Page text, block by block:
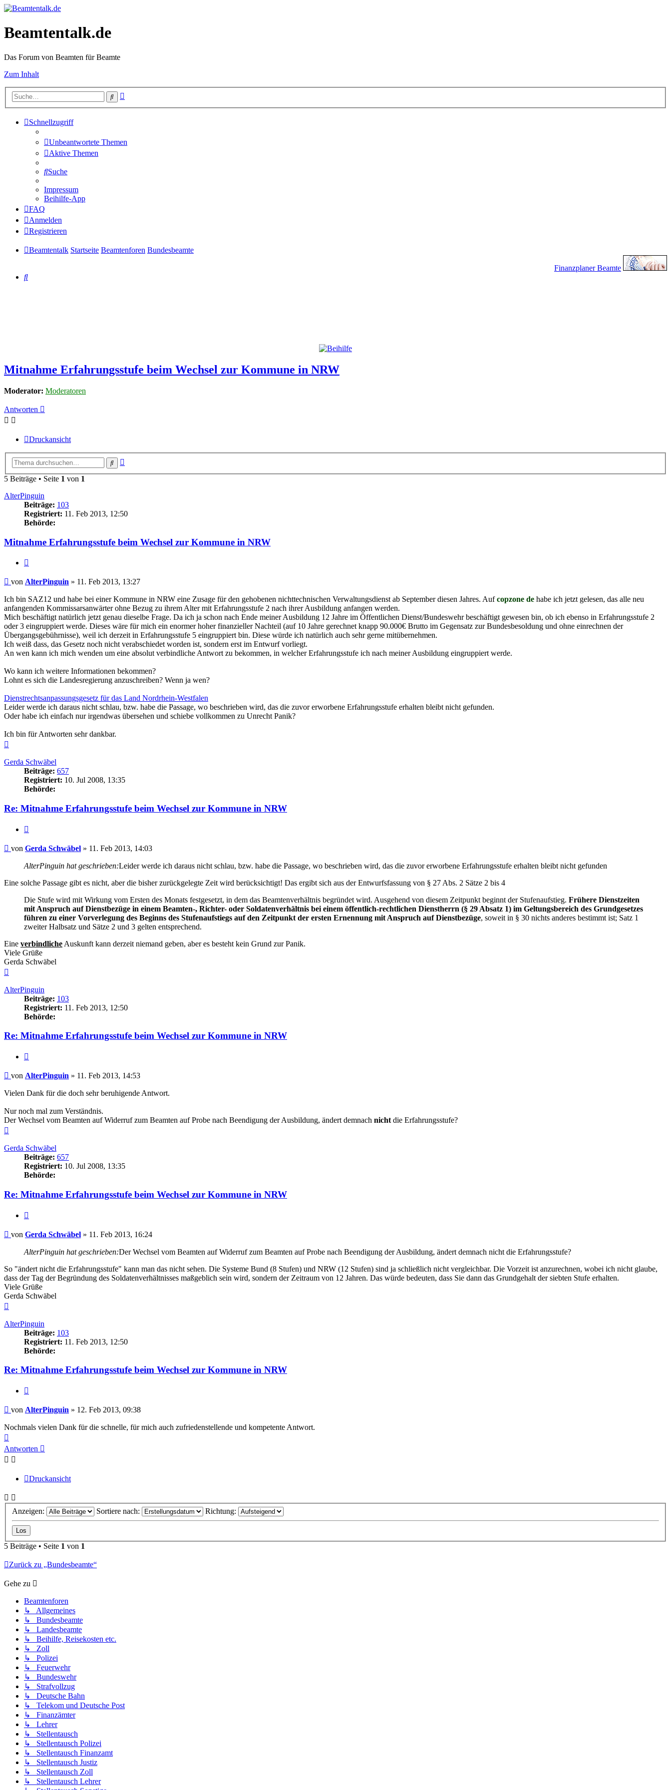
Beamtentalk.de
Das Forum von Beamten für Beamte
Zum Inhalt
Suche
Schnellzugriff
Unbeantwortete Themen
Aktive Themen
Suche
Impressum
Beihilfe-App
FAQ
Anmelden
Registrieren
Beamtentalk Startseite Beamtenforen Bundesbeamte
Finanzplaner Beamte
Suche
Mitnahme Erfahrungsstufe beim Wechsel zur Kommune in NRW
Moderator: Moderatoren
Antworten
Druckansicht
Suche
5 Beiträge • Seite 1 von 1
AlterPinguin
Beiträge: 103
Registriert: 11. Feb 2013, 12:50
Behörde:
Mitnahme Erfahrungsstufe beim Wechsel zur Kommune in NRW
Beitrag
von AlterPinguin » 11. Feb 2013, 13:27
Ich bin SAZ12 und habe bei einer Kommune in NRW eine Zusage für den gehobenen nichttechnischen Verwaltungsdienst ab September diesen Jahres. Aufcopzone de habe ich jetzt gelesen, das alle neu
anfangenden Kommissarsanwärter ohne Bezug zu ihrem Alter mit Erfahrungsstufe 2 nach ihrer Ausbildung anfangen werden.
Mich beschäftigt natürlich jetzt genau dieselbe Frage. Da ich ja schon nach Ende meiner Ausbildung 12 Jahre im Öffentlichen Dienst/Bundeswehr beschäftigt gewesen bin, ob ich ebenso in Erfahrungsstufe 2
oder 3 eingruppiert werde. Dieses wäre für mich ein enormer hoher finanzieller Nachteil (auf 10 Jahre gerechnet knapp 90.000€ Brutto im Gegensatz zur Bundesbesoldung und ohne einrechnen der
Übergangsgebührnisse), weil ich derzeit in Erfahrungsstufe 5 eingruppiert bin. Diese würde ich natürlich auch sehr gerne mitübernehmen.
Ich weiß dass, das Gesetz noch nicht verabschiedet worden ist, sondern erst im Entwurf vorliegt.
An wen kann ich mich wenden um eine absolut verbindliche Antwort zu bekommen, in welcher Erfahrungsstufe ich nach meiner Ausbildung eingruppiert werde.
Wo kann ich weitere Informationen bekommen?
Lohnt es sich die Landesregierung anzuschreiben? Wenn ja wen?
Dienstrechtsanpassungsgesetz für das Land Nordrhein-Westfalen
Leider werde ich daraus nicht schlau, bzw. habe die Passage, wo beschrieben wird, das die zuvor erworbene Erfahrungsstufe erhalten bleibt nicht gefunden.
Oder habe ich einfach nur irgendwas übersehen und schiebe vollkommen zu Unrecht Panik?
Ich bin für Antworten sehr dankbar.
Gerda Schwäbel
Beiträge: 657
Registriert: 10. Jul 2008, 13:35
Behörde:
Re: Mitnahme Erfahrungsstufe beim Wechsel zur Kommune in NRW
Beitrag
von Gerda Schwäbel » 11. Feb 2013, 14:03
AlterPinguin hat geschrieben:Leider werde ich daraus nicht schlau, bzw. habe die Passage, wo beschrieben wird, das die zuvor erworbene Erfahrungsstufe erhalten bleibt nicht gefunden
Eine solche Passage gibt es nicht, aber die bisher zurückgelegte Zeit wird berücksichtigt! Das ergibt sich aus der Entwurfsfassung von § 27 Abs. 2 Sätze 2 bis 4
Die Stufe wird mit Wirkung vom Ersten des Monats festgesetzt, in dem das Beamtenverhältnis begründet wird. Ausgehend von diesem Zeitpunkt beginnt der Stufenaufstieg. Frühere Dienstzeiten
mit Anspruch auf Dienstbezüge in einem Beamten-, Richter- oder Soldatenverhältnis bei einem öffentlich-rechtlichen Dienstherrn (§ 29 Absatz 1) im Geltungsbereich des Grundgesetzes
führen zu einer Vorverlegung des Beginns des Stufenaufstiegs auf den Zeitpunkt der ersten Ernennung mit Anspruch auf Dienstbezüge, soweit in § 30 nichts anderes bestimmt ist; Satz 1
zweiter Halbsatz und Sätze 2 und 3 gelten entsprechend.
Eine verbindliche Auskunft kann derzeit niemand geben, aber es besteht kein Grund zur Panik.
Viele Grüße
Gerda Schwäbel
AlterPinguin
Beiträge: 103
Registriert: 11. Feb 2013, 12:50
Behörde:
Re: Mitnahme Erfahrungsstufe beim Wechsel zur Kommune in NRW
Beitrag
von AlterPinguin » 11. Feb 2013, 14:53
Vielen Dank für die doch sehr beruhigende Antwort.
Nur noch mal zum Verständnis.
Der Wechsel vom Beamten auf Widerruf zum Beamten auf Probe nach Beendigung der Ausbildung, ändert demnach nicht die Erfahrungsstufe?
Gerda Schwäbel
Beiträge: 657
Registriert: 10. Jul 2008, 13:35
Behörde:
Re: Mitnahme Erfahrungsstufe beim Wechsel zur Kommune in NRW
Beitrag
von Gerda Schwäbel » 11. Feb 2013, 16:24
AlterPinguin hat geschrieben:Der Wechsel vom Beamten auf Widerruf zum Beamten auf Probe nach Beendigung der Ausbildung, ändert demnach nicht die Erfahrungsstufe?
So "ändert nicht die Erfahrungsstufe" kann man das nicht sehen. Die Systeme Bund (8 Stufen) und NRW (12 Stufen) sind ja schließlich nicht vergleichbar. Die Vorzeit ist anzurechnen, wobei ich nicht glaube,
dass der Tag der Begründung des Soldatenverhältnisses maßgeblich sein wird, sondern der Zeitraum von 12 Jahren. Das würde bedeuten, dass Sie dann das Grundgehalt der siebten Stufe erhalten.
Viele Grüße
Gerda Schwäbel
AlterPinguin
Beiträge: 103
Registriert: 11. Feb 2013, 12:50
Behörde:
Re: Mitnahme Erfahrungsstufe beim Wechsel zur Kommune in NRW
Beitrag
von AlterPinguin » 12. Feb 2013, 09:38
Nochmals vielen Dank für die schnelle, für mich auch zufriedenstellende und kompetente Antwort.
oben
Antworten
Druckansicht
Anzeigen: Sortiere nach: Richtung:
5 Beiträge • Seite 1 von 1
Zurück zu „Bundesbeamte“
Gehe zu
Beamtenforen
↳ Allgemeines
↳ Bundesbeamte
↳ Landesbeamte
↳ Beihilfe, Reisekosten etc.
↳ Zoll
↳ Polizei
↳ Feuerwehr
↳ Bundeswehr
↳ Strafvollzug
↳ Deutsche Bahn
↳ Telekom und Deutsche Post
↳ Finanzämter
↳ Lehrer
↳ Stellentausch
↳ Stellentausch Polizei
↳ Stellentausch Finanzamt
↳ Stellentausch Justiz
↳ Stellentausch Zoll
↳ Stellentausch Lehrer